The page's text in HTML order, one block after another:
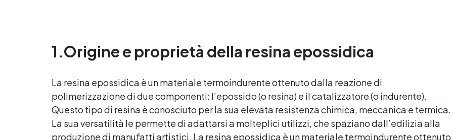
1.Origine e proprietà della resina epossidica
La resina epossidica è un materiale termoindurente ottenuto dalla reazione di
polimerizzazione di due componenti: l’epossido (o resina) e il catalizzatore (o indurente).
Questo tipo di resina è conosciuto per la sua elevata resistenza chimica, meccanica e termica.
La sua versatilità le permette di adattarsi a molteplici utilizzi, che spaziano dall’edilizia alla
produzione di manufatti artistici. La resina epossidica è un materiale termoindurente ottenuto